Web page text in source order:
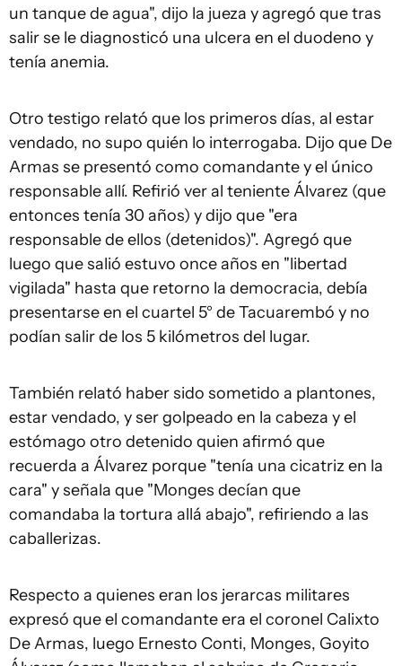
un tanque de agua", dijo la jueza y agregó que tras
salir se le diagnosticó una ulcera en el duodeno y
tenía anemia.
Otro testigo relató que los primeros días, al estar
vendado, no supo quién lo interrogaba. Dijo que De
Armas se presentó como comandante y el único
responsable allí. Refirió ver al teniente Álvarez (que
entonces tenía 30 años) y dijo que "era
responsable de ellos (detenidos)". Agregó que
luego que salió estuvo once años en "libertad
vigilada" hasta que retorno la democracia, debía
presentarse en el cuartel 5° de Tacuarembó y no
podían salir de los 5 kilómetros del lugar.
También relató haber sido sometido a plantones,
estar vendado, y ser golpeado en la cabeza y el
estómago otro detenido quien afirmó que
recuerda a Álvarez porque "tenía una cicatriz en la
cara" y señala que "Monges decían que
comandaba la tortura allá abajo", refiriendo a las
caballerizas.
Respecto a quienes eran los jerarcas militares
expresó que el comandante era el coronel Calixto
De Armas, luego Ernesto Conti, Monges, Goyito